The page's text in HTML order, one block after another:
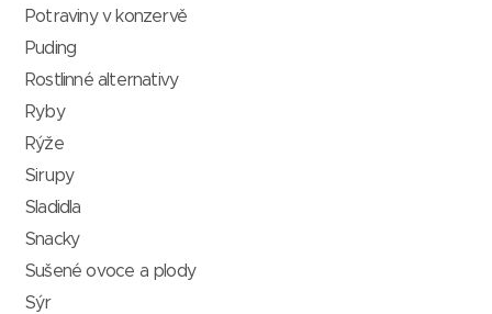
Potraviny v konzervě
Puding
Rostlinné alternativy
Ryby
Rýže
Sirupy
Sladidla
Snacky
Sušené ovoce a plody
Sýr